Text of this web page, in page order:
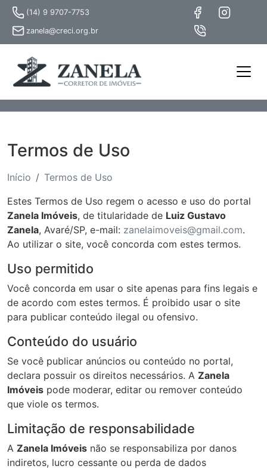
(14) 9 9707-7753
zanela@creci.org.br
Termos de Uso
Início
Termos de Uso
Estes Termos de Uso regem o acesso e uso do portal
Zanela Imóveis, de titularidade de Luiz Gustavo
Zanela, Avaré/SP, e-mail: zanelaimoveis@gmail.com.
Ao utilizar o site, você concorda com estes termos.
Uso permitido
Você concorda em usar o site apenas para fins legais e
de acordo com estes termos. É proibido usar o site
para publicar conteúdo ilegal ou ofensivo.
Conteúdo do usuário
Se você publicar anúncios ou conteúdo no portal,
declara possuir os direitos necessários. A Zanela
Imóveis pode moderar, editar ou remover conteúdo
que viole os termos.
Limitação de responsabilidade
A Zanela Imóveis não se responsabiliza por danos
indiretos, lucro cessante ou perda de dados